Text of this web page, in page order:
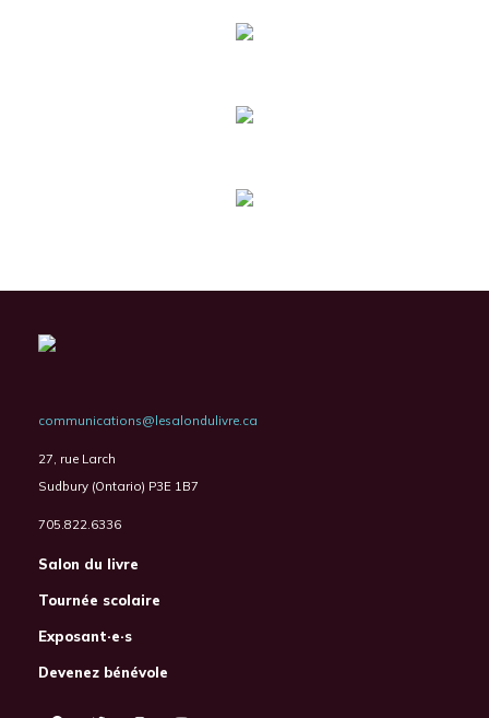
communications@lesalondulivre.ca
27, rue Larch
Sudbury (Ontario) P3E 1B7
705.822.6336
Salon du livre
Tournée scolaire
Exposant·e·s
Devenez bénévole